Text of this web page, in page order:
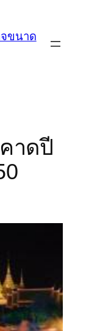
จขนาด
าดปี